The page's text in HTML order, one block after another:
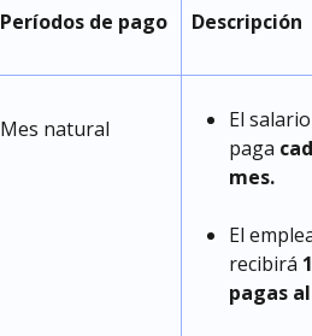
Períodos de pago Descripción
Mes natural
El
paga
mes.
El
recibirá
pagas